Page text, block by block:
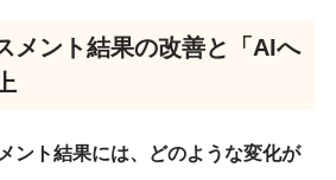
メント結果の改善と「AIへ
ント結果には、どのような変化が